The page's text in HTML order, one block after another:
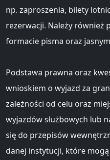
np. zaproszenia, bilety
rezerwacji. Należy również
formacie pisma oraz
Podstawa prawna oraz
wnioskiem o wyjazd za
zależności od celu oraz
wyjazdów służbowych lub
się do przepisów
danej instytucji, które